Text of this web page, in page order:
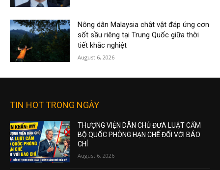
Nông dân Malaysia chật vật đáp ứng cơn
sốt sầu riêng tại Trung Quốc giữa thời
tiết khắc nghiệt
August 6, 2026
TIN HOT TRONG NGÀY
THƯỢNG VIỆN DÂN CHỦ ĐƯA LUẬT CẤM
BỘ QUỐC PHÒNG HẠN CHẾ ĐỐI VỚI BÁO
CHÍ
August 6, 2026